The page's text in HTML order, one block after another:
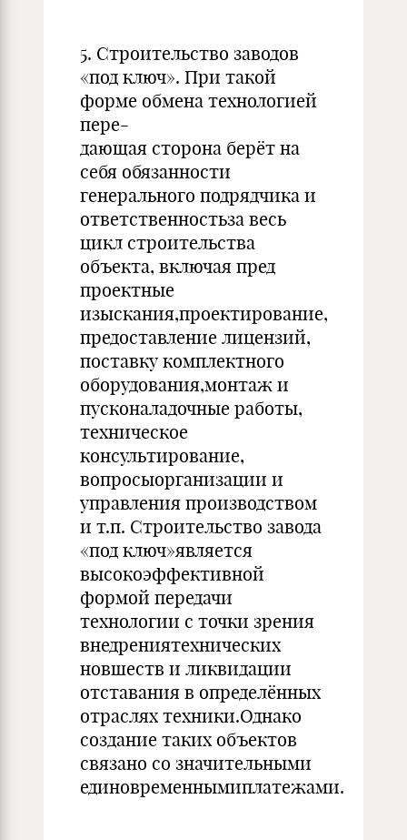
5. Строительство заводов
«под ключ». При такой
форме обмена технологией
пере-
дающая сторона берёт на
себя обязанности
генерального подрядчика и
ответственностьза весь
цикл строительства
объекта, включая пред
проектные
изыскания,проектирование,
предоставление лицензий,
поставку комплектного
оборудования,монтаж и
пусконаладочные работы,
техническое
консультирование,
вопросыорганизации и
управления производством
и т.п. Строительство завода
«под ключ»является
высокоэффективной
формой передачи
технологии с точки зрения
внедрениятехнических
новшеств и ликвидации
отставания в определённых
отраслях техники.Однако
создание таких объектов
связано со значительными
единовременнымиплатежами.